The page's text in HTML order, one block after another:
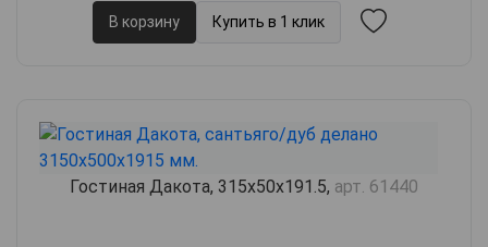
В корзину Купить в 1 клик
Гостиная Дакота, 315х50х191.5, арт. 61440